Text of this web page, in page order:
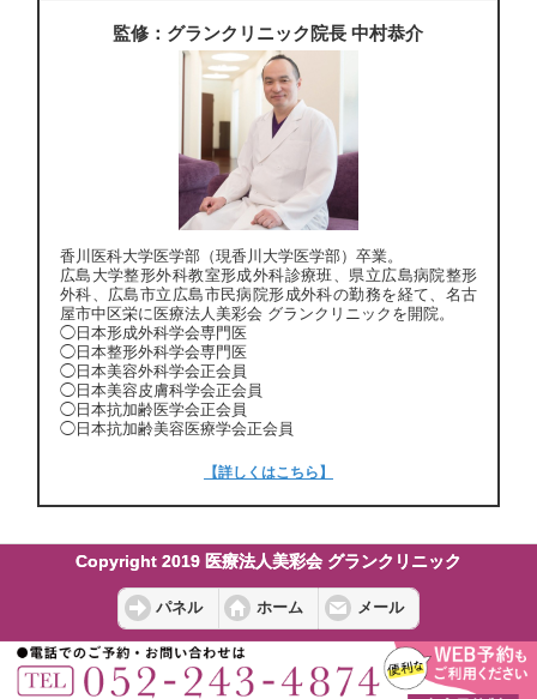
監修：グランクリニック院長 中村恭介
香川医科大学医学部（現香川大学医学部）卒業。
広島大学整形外科教室形成外科診療班、県立広島病院整形
外科、広島市立広島市民病院形成外科の勤務を経て、名古
屋市中区栄に医療法人美彩会 グランクリニックを開院。
◯日本形成外科学会専門医
◯日本整形外科学会専門医
◯日本美容外科学会正会員
◯日本美容皮膚科学会正会員
◯日本抗加齢医学会正会員
◯日本抗加齢美容医療学会正会員
【詳しくはこちら】
Copyright 2019 医療法人美彩会 グランクリニック
パネル ホーム メール